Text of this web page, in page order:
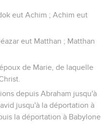
eut Achim ; Achim eut
eut Matthan ; Matthan
de Marie, de laquelle
depuis Abraham jusqu'à
jusqu'à la déportation à
la déportation à Babylone